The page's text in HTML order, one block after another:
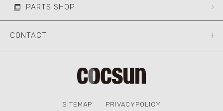
PARTS SHOP
CONTACT
SITEMAP PRIVACYPOLICY